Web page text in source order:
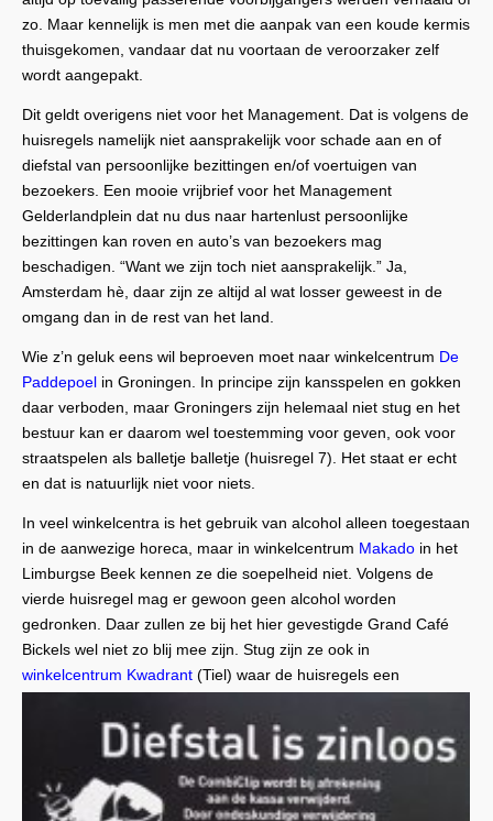
zo. Maar kennelijk is men met die aanpak van een koude kermis
thuisgekomen, vandaar dat nu voortaan de veroorzaker zelf
wordt aangepakt.
Dit geldt overigens niet voor het Management. Dat is volgens de
huisregels namelijk niet aansprakelijk voor schade aan en of
diefstal van persoonlijke bezittingen en/of voertuigen van
bezoekers. Een mooie vrijbrief voor het Management
Gelderlandplein dat nu dus naar hartenlust persoonlijke
bezittingen kan roven en auto’s van bezoekers mag
beschadigen. “Want we zijn toch niet aansprakelijk.” Ja,
Amsterdam hè, daar zijn ze altijd al wat losser geweest in de
omgang dan in de rest van het land.
Wie z’n geluk eens wil beproeven moet naar winkelcentrum De
Paddepoel in Groningen. In principe zijn kansspelen en gokken
daar verboden, maar Groningers zijn helemaal niet stug en het
bestuur kan er daarom wel toestemming voor geven, ook voor
straatspelen als balletje balletje (huisregel 7). Het staat er echt
en dat is natuurlijk niet voor niets.
In veel winkelcentra is het gebruik van alcohol alleen toegestaan
in de aanwezige horeca, maar in winkelcentrum Makado in het
Limburgse Beek kennen ze die soepelheid niet. Volgens de
vierde huisregel mag er gewoon geen alcohol worden
gedronken. Daar zullen ze bij het hier gevestigde Grand Café
Bickels wel niet zo blij mee zijn. Stug zijn ze ook in
winkelcentrum Kwadrant (Tiel) waar de huisregels een